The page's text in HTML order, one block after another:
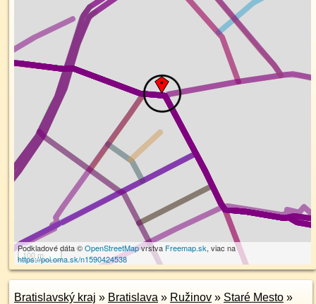
100 m
Podkladové dáta ©OpenStreetMapvrstva Freemap.sk, viac na
https://poi.oma.sk/n1590424538
Bratislavský kraj » Bratislava » Ružinov » Staré Mesto »